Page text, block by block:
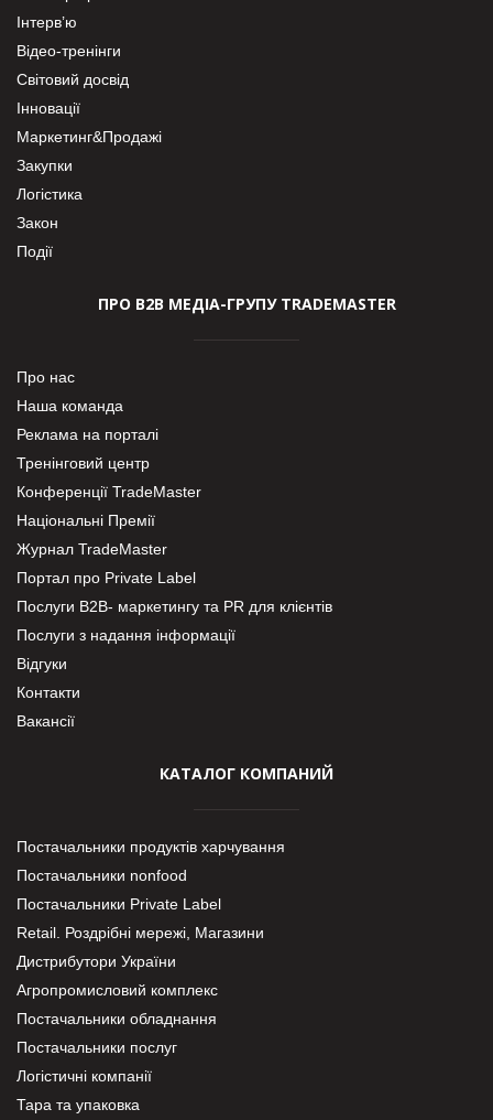
Інтерв’ю
Відео-тренінги
Світовий досвід
Інновації
Маркетинг&Продажі
Закупки
Логістика
Закон
Події
ПРО В2В МЕДІА-ГРУПУ TRADEMASTER
Про нас
Наша команда
Реклама на порталі
Тренінговий центр
Конференції TradeMaster
Національні Премії
Журнал TradeMaster
Портал про Private Label
Послуги В2В- маркетингу та PR для клієнтів
Послуги з надання інформації
Відгуки
Контакти
Вакансії
КАТАЛОГ КОМПАНИЙ
Постачальники продуктів харчування
Постачальники nonfood
Постачальники Private Label
Retail. Роздрібні мережі, Магазини
Дистрибутори України
Агропромисловий комплекс
Постачальники обладнання
Постачальники послуг
Логістичні компанії
Тара та упаковка